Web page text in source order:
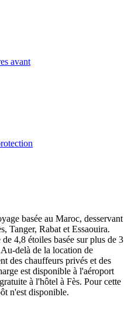
avant
basée au Maroc, desservant
Tanger, Rabat et Essaouira.
4,8 étoiles basée sur plus de 3
delà de la location de
des chauffeurs privés et des
est disponible à l'aéroport
à l'hôtel à Fès. Pour cette
n'est disponible.